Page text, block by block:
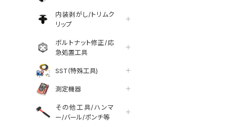
内装剥がし/トリムク
リップ
ボルトナット修正/応
急処置工具
SST(特殊工具)
測定機器
その他工具/ハンマ
ー/バール/ポンチ等